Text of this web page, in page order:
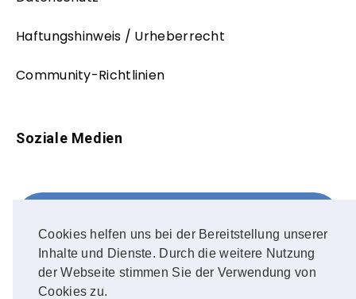
Cookies helfen uns bei der Bereitstellung unserer
Inhalte und Dienste. Durch die weitere Nutzung
der Webseite stimmen Sie der Verwendung von
Cookies zu.
Haftungshinweis / Urheberrecht
Community-Richtlinien
Soziale Medien
FOLLOW ME!
Instagram
OUR PHOTOS!